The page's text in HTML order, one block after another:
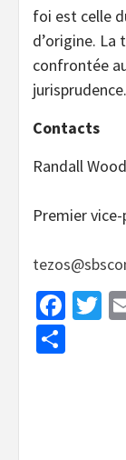
foi est celle
d’origine.
confrontée
jurisprudence.
Contacts
Randall
Premier